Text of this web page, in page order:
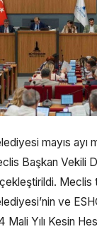
mayıs ayı
Başkan Vekili
Meclis
ve
Yılı Kesin